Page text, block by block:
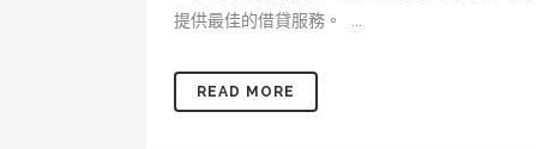
提供最佳的借貸服務。 ...
READ MORE